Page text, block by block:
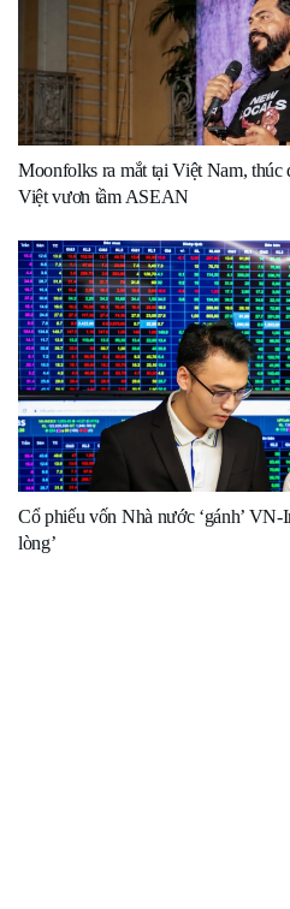
Moonfolks ra mắt tại Việt Nam, thúc
Việt vươn tầm ASEAN
Cổ phiếu vốn Nhà nước ‘gánh’
lòng’